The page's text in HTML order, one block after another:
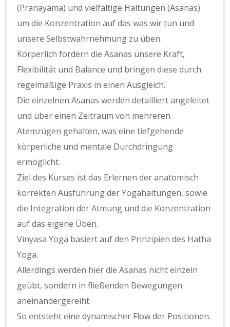
(Pranayama) und vielfältige Haltungen (Asanas)
um die Konzentration auf das was wir tun und
unsere Selbstwahrnehmung zu üben.
Körperlich fordern die Asanas unsere Kraft,
Flexibilität und Balance und bringen diese durch
regelmäßige Praxis in einen Ausgleich.
Die einzelnen Asanas werden detailliert angeleitet
und über einen Zeitraum von mehreren
Atemzügen gehalten, was eine tiefgehende
körperliche und mentale Durchdringung
ermöglicht.
Ziel des Kurses ist das Erlernen der anatomisch
korrekten Ausführung der Yogahaltungen, sowie
die Integration der Atmung und die Konzentration
auf das eigene Üben.
Vinyasa Yoga basiert auf den Prinzipien des Hatha
Yoga.
Allerdings werden hier die Asanas nicht einzeln
geübt, sondern in fließenden Bewegungen
aneinandergereiht.
So entsteht eine dynamischer Flow der Positionen.